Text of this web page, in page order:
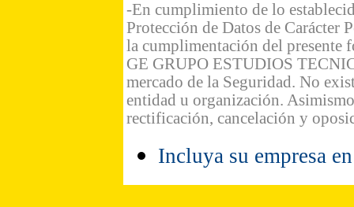
-En cumplimiento de lo
Protección de Datos de Carácter
la cumplimentación del presente
GE GRUPO ESTUDIOS
mercado de la Seguridad. No
entidad u organización.
rectificación, cancelación y
Incluya su empresa